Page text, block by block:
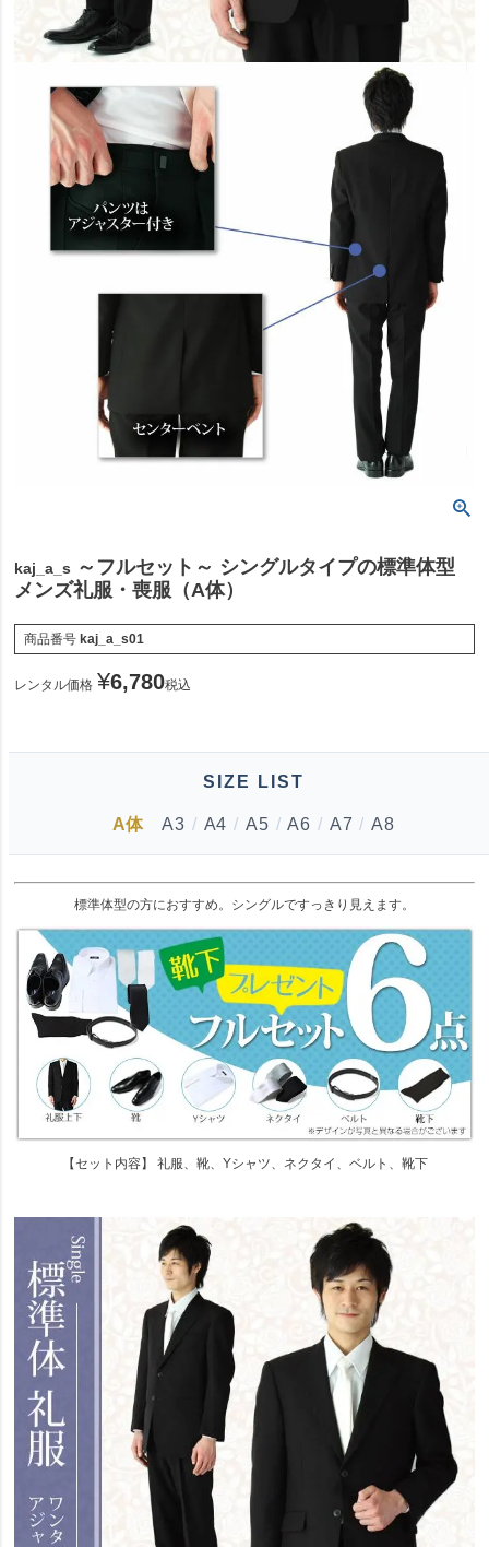
kaj_a_s ～フルセット～ シングルタイプの標準体型
メンズ礼服・喪服（A体）
商品番号 kaj_a_s01
レンタル価格 ¥6,780税込
SIZE LIST
A体 A3 / A4 / A5 / A6 / A7 / A8
標準体型の方におすすめ。シングルですっきり見えます。
【セット内容】 礼服、靴、Yシャツ、ネクタイ、ベルト、靴下